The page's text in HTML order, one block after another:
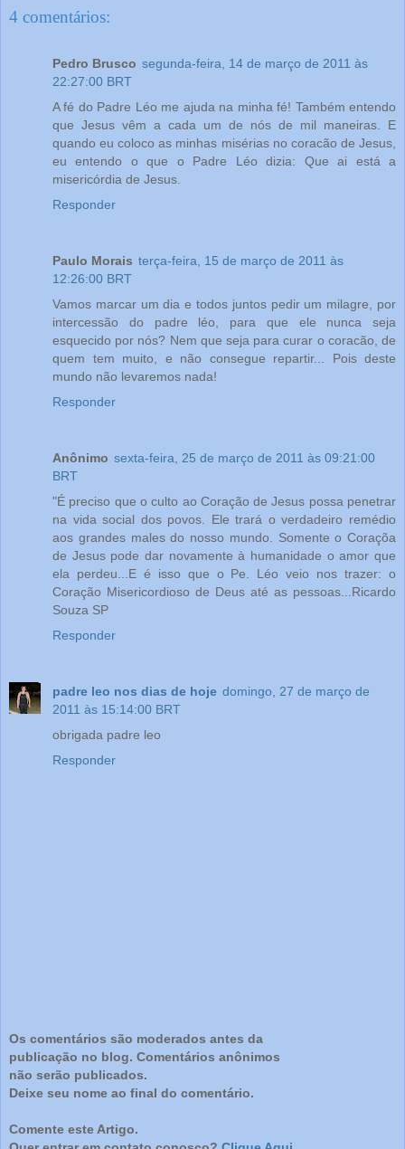
4 comentários:
Pedro Brusco segunda-feira, 14 de março de 2011 às
22:27:00 BRT
A fé do Padre Léo me ajuda na minha fé! Também entendo
que Jesus vêm a cada um de nós de mil maneiras. E
quando eu coloco as minhas misérias no coracão de Jesus,
eu entendo o que o Padre Léo dizia: Que ai está a
misericórdia de Jesus.
Responder
Paulo Morais terça-feira, 15 de março de 2011 às
12:26:00 BRT
Vamos marcar um dia e todos juntos pedir um milagre, por
intercessão do padre léo, para que ele nunca seja
esquecido por nós? Nem que seja para curar o coracão, de
quem tem muito, e não consegue repartir... Pois deste
mundo não levaremos nada!
Responder
Anônimo sexta-feira, 25 de março de 2011 às 09:21:00
BRT
"É preciso que o culto ao Coração de Jesus possa penetrar
na vida social dos povos. Ele trará o verdadeiro remédio
aos grandes males do nosso mundo. Somente o Coraçõa
de Jesus pode dar novamente à humanidade o amor que
ela perdeu...E é isso que o Pe. Léo veio nos trazer: o
Coração Misericordioso de Deus até as pessoas...Ricardo
Souza SP
Responder
padre leo nos dias de hoje domingo, 27 de março de
2011 às 15:14:00 BRT
obrigada padre leo
Responder
Os comentários são moderados antes da
publicação no blog. Comentários anônimos
não serão publicados.
Deixe seu nome ao final do comentário.
Comente este Artigo.